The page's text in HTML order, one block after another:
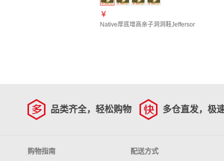
￥
Native厚底增高亲子洞洞鞋JeffersonHi我不
品类齐全，轻松购物 多仓直发，极
购物指南 配送方式